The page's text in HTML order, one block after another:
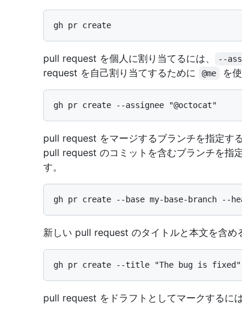
pull request を個人に割り当てるには、 --
request を自己割り当てするために
@me を
pull request をマージするブランチを指定する
pull request のコミットを含むブランチを指定
す。
新しい pull request のタイトルと本文を含め
pull request をドラフトとしてマークするには